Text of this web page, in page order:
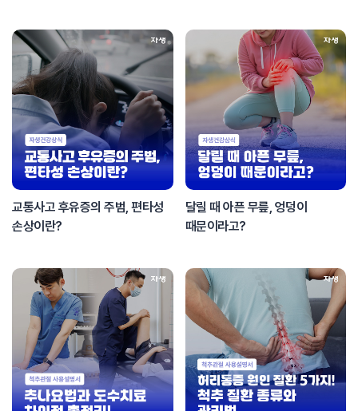
교통사고 후유증의 주범, 편타성
손상이란?
달릴 때 아픈 무릎, 엉덩이
때문이라고?